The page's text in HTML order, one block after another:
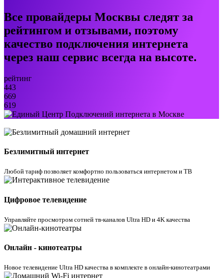
Все провайдеры Москвы следят за
рейтингом и отзывами, поэтому
качество подключения интернета
через наш сервис всегда на высоте.
рейтинг
443
669
619
Безлимитный интернет
Любой тариф позволяет комфортно пользоваться интернетом и ТВ
Цифровое телевидение
Управляйте просмотром cотней тв-каналов Ultra HD и 4K качества
Онлайн - кинотеатры
Новое телевидение Ultra HD качества в комплекте в онлайн-кинотеатрами